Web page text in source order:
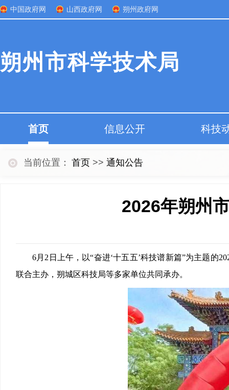
中国政府网 山西政府网 朔州政府网
朔州市科学技术局
首页 信息公开 科技
当前位置： 首页 >> 通知公告
2026年朔州
6月2日上午，以“奋进‘十五五’科技谱新篇”为主题的
联合主办，朔城区科技局等多家单位共同承办。